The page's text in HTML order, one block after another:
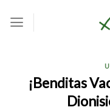
¡Benditas